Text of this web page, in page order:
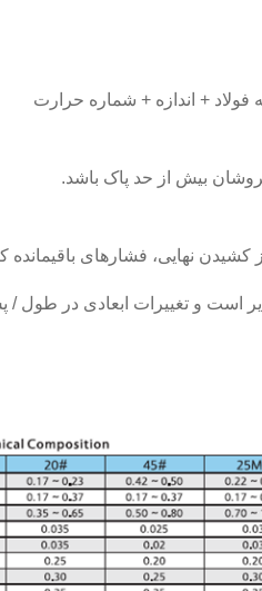
+ اندازه + شماره حرارت
بیش از حد پاک باشد.
نهایی، فشارهای باقیمانده
است و تغییرات ابعادی در طول